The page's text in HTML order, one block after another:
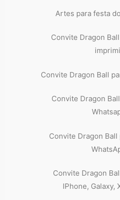
Artes para festa
Convite Dragon
Convite Dragon Ball
Convite Dragon
Convite Dragon Ball
Convite Dragon
IPhone, Galaxy,